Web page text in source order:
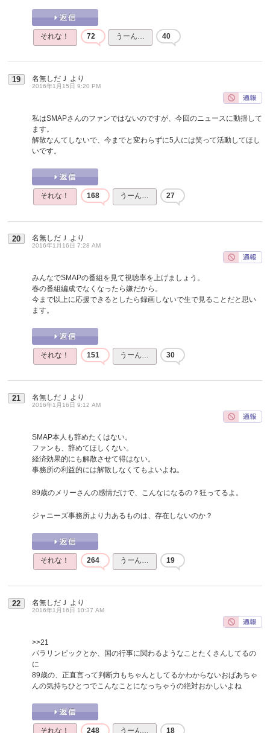
それな！ 72 うーん… 40
19 名無しだＪ より
2016年1月15日 9:20 PM
私はSMAPさんのファンではないのですが、今回のニュースに動揺して
ます。
解散なんてしないで、今までと変わらずに5人には笑って活動してほし
いです。
それな！ 168 うーん… 27
20 名無しだＪ より
2016年1月16日 7:28 AM
みんなでSMAPの番組を見て視聴率を上げましょう。
春の番組編成でなくなったら嫌だから。
今まで以上に応援できるとしたら録画しないで生で見ることだと思い
ます。
それな！ 151 うーん… 30
21 名無しだＪ より
2016年1月16日 9:12 AM
SMAP本人も辞めたくはない。
ファンも、辞めてほしくない。
経済効果的にも解散させて得はない。
事務所の利益的には解散しなくてもよいよね。
89歳のメリーさんの感情だけで、こんなになるの？狂ってるよ。
ジャニーズ事務所より力あるものは、存在しないのか？
それな！ 264 うーん… 19
22 名無しだＪ より
2016年1月16日 10:37 AM
>>21
パラリンピックとか、国の行事に関わるようなことたくさんしてるの
に
89歳の、正直言って判断力もちゃんとしてるかわからないおばあちゃ
んの気持ちひとつでこんなことになっちゃうの絶対おかしいよね
それな！ 248 うーん… 18